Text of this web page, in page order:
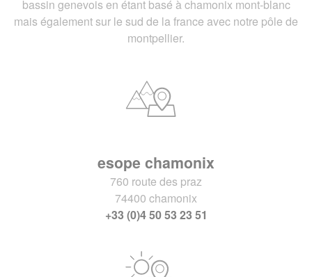
bassin genevois en étant basé à chamonix mont-blanc
mais également sur le sud de la france avec notre pôle de
montpellier.
esope chamonix
760 route des praz
74400 chamonix
+33 (0)4 50 53 23 51